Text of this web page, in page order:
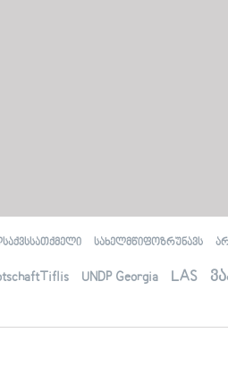
æмкъайады æрурæд,
нысаниуæгы уæвæг факт
зонæнтæ
სახელმწიფოზრუნავს
UNDP Georgia LAS